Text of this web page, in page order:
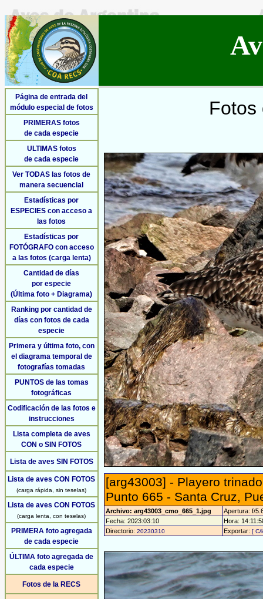
Página de entrada del
módulo especial de fotos
PRIMERAS fotos
de cada especie
ULTIMAS fotos
de cada especie
Ver TODAS las fotos de
manera secuencial
Estadísticas por
ESPECIES con acceso a
las fotos
Estadísticas por
FOTÓGRAFO con acceso
a las fotos (carga lenta)
Cantidad de días
por especie
(Última foto + Diagrama)
Ranking por cantidad de
días con fotos de cada
especie
Primera y última foto, con
el diagrama temporal de
fotografías tomadas
PUNTOS de las tomas
fotográficas
Codificación de las fotos e
instrucciones
Lista completa de aves
CON o SIN FOTOS
Lista de aves SIN FOTOS
Lista de aves CON FOTOS
(carga rápida, sin teselas)
Lista de aves CON FOTOS
(carga lenta, con teselas)
PRIMERA foto agregada
de cada especie
ÚLTIMA foto agregada de
cada especie
Fotos de la RECS
Fotos
[arg43003] - Playero
Punto 665 - Santa Cruz,
Archivo: arg43003_cmo_665_1.jpg
Apertura: f/
Fecha: 2023:03:10
Hora:
Directorio: 20230310 Exportar: [ C/